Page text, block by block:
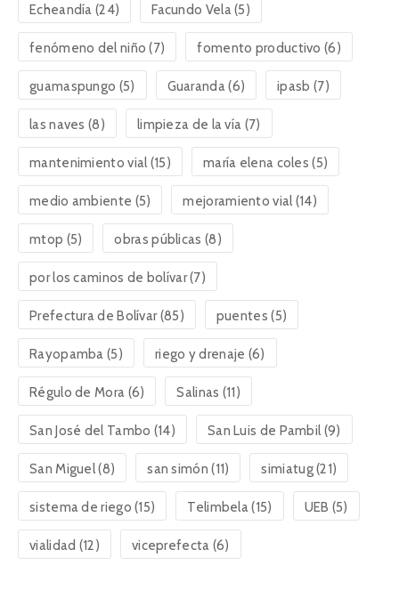
Echeandía (24) Facundo Vela(5)
fenómeno del niño (7) fomento productivo (6)
guamaspungo (5) Guaranda(6) ipasb (7)
las naves (8) limpieza de la vía (7)
mantenimiento vial(15) maría elena coles (5)
medio ambiente (5) mejoramiento vial(14)
mtop (5) obras públicas (8)
por los caminos de bolívar(7)
Prefectura de Bolívar(85) puentes (5)
Rayopamba (5) riego y drenaje (6)
Régulo de Mora (6) Salinas (11)
San José del Tambo (14) San Luis de Pambil(9)
San Miguel(8) san simón (11) simiatug(21)
sistema de riego (15) Telimbela(15) UEB (5)
vialidad (12) viceprefecta (6)